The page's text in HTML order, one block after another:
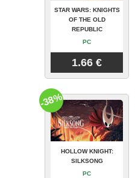
STAR WARS: KNIGHTS
OF THE OLD
REPUBLIC
PC
1.66 €
HOLLOW KNIGHT:
SILKSONG
PC
-38%